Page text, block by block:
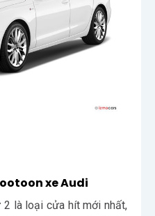
xe Audi
là loại cửa hít mới nhất,